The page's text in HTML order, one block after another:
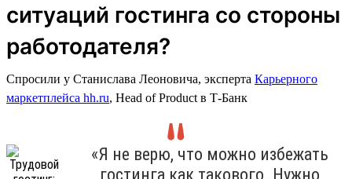
ситуаций гостинга со стороны
работодателя?
Спросили у Станислава Леоновича, эксперта Карьерного
маркетплейса hh.ru, Head of Product в Т-Банк
«Я не верю, что можно избежать
гостинга как такового. Нужно